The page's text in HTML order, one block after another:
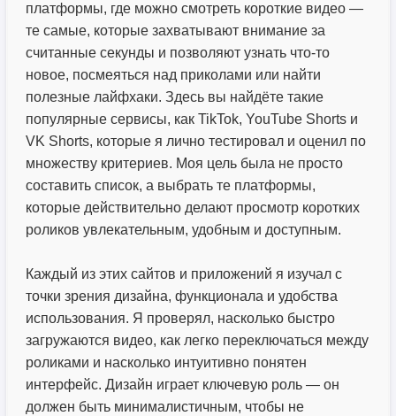
платформы, где можно смотреть короткие видео —
те самые, которые захватывают внимание за
считанные секунды и позволяют узнать что-то
новое, посмеяться над приколами или найти
полезные лайфхаки. Здесь вы найдёте такие
популярные сервисы, как TikTok, YouTube Shorts и
VK Shorts, которые я лично тестировал и оценил по
множеству критериев. Моя цель была не просто
составить список, а выбрать те платформы,
которые действительно делают просмотр коротких
роликов увлекательным, удобным и доступным.
Каждый из этих сайтов и приложений я изучал с
точки зрения дизайна, функционала и удобства
использования. Я проверял, насколько быстро
загружаются видео, как легко переключаться между
роликами и насколько интуитивно понятен
интерфейс. Дизайн играет ключевую роль — он
должен быть минималистичным, чтобы не